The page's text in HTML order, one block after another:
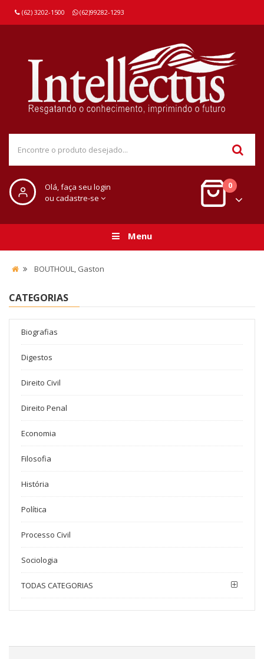
(62) 3202-1500 (62)99282-1293
Olá, faça seu login
ou cadastre-se
0
Menu
BOUTHOUL, Gaston
CATEGORIAS
Biografias
Digestos
Direito Civil
Direito Penal
Economia
Filosofia
História
Política
Processo Civil
Sociologia
TODAS CATEGORIAS